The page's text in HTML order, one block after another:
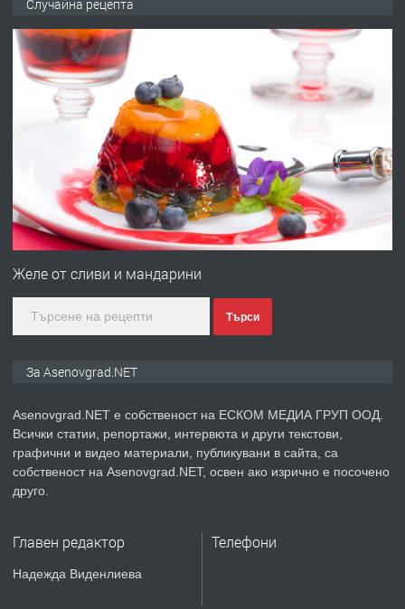
ПРЕДЛАГА
Професионална броячна машина -
със сертификат от ЕЦБ
преди 1 година
ПРЕДЛАГА
Професионална зеленчукорезачка
преди 2 години
ПРЕДЛАГА
Давам индивидуалани уроци по
ремонт на покриви
Случайна рецепта
Желе от сливи и мандарини
Търси
За Asenovgrad.NET
Asenovgrad.NET е собственост на ЕСКОМ МЕДИА ГРУП ООД.
Всички статии, репортажи, интервюта и други текстови,
графични и видео материали, публикувани в сайта, са
собственост на Asenovgrad.NET, освен ако изрично е посочено
друго.
Главен редактор
Надежда Виденлиева
Телефони